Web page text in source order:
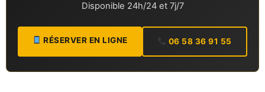
Disponible 24h/24 et 7j/7
RÉSERVER EN LIGNE 06 58 36 91 55